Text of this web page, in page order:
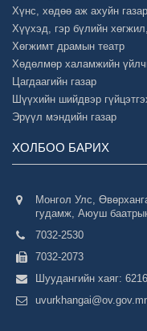
Хүнс, хөдөө аж ахуйн газар
Хүүхэд, гэр бүлийн
Хөгжимт драмын театр
Хөдөлмөр халамжийн
Цагдаагийн газар
Шүүхийн шийдвэр
Эрүүл мэндийн газар
ХОЛБОО БАРИХ
Монгол Улс,
гудамж, Аюуш
7032-2530
7032-2073
Шуудангийн хаяг: